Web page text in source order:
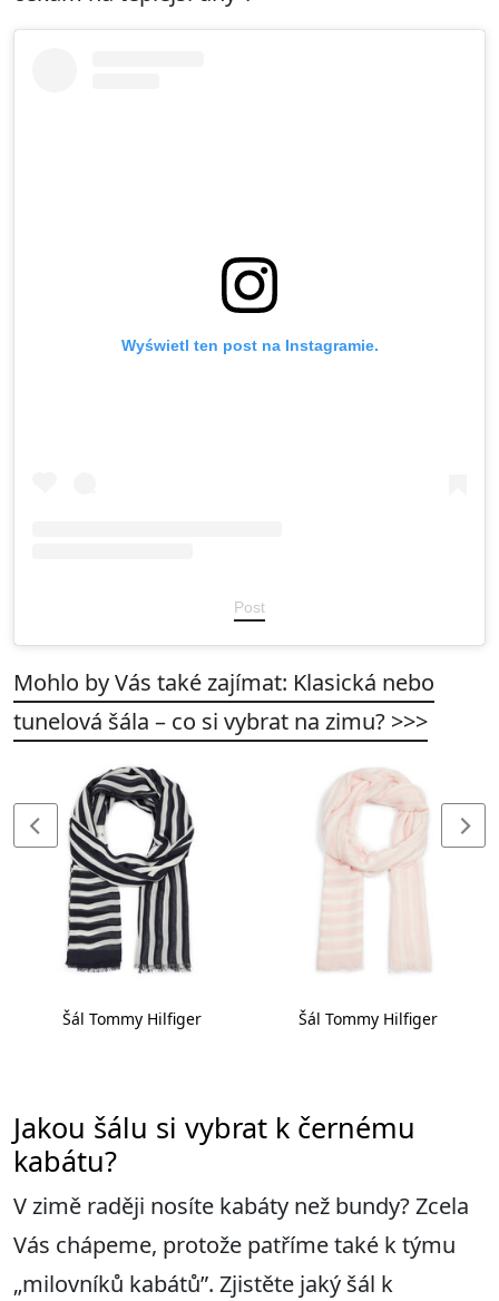
Wyświetl ten post na Instagramie.
Post
Mohlo by Vás také zajímat: Klasická nebo
tunelová šála – co si vybrat na zimu? >>>
Šál Tommy Hilfiger Šál Tommy Hilfiger
Jakou šálu si vybrat k černému
kabátu?
V zimě raději nosíte kabáty než bundy? Zcela
Vás chápeme, protože patříme také k týmu
„milovníků kabátů”. Zjistěte jaký šál k